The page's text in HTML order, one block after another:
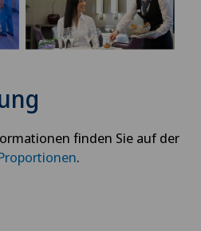
finden Sie auf der
.